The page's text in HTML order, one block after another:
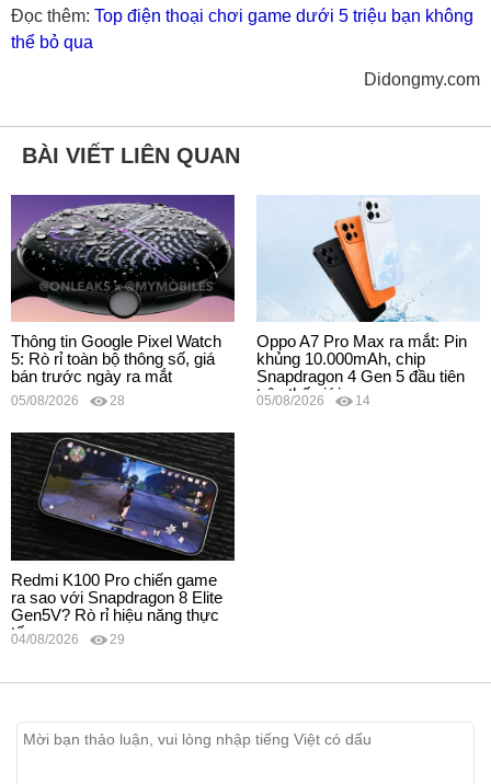
Đọc thêm: Top điện thoại chơi game dưới 5 triệu bạn không
thể bỏ qua
Didongmy.com
BÀI VIẾT LIÊN QUAN
Thông tin Google Pixel Watch
5: Rò rỉ toàn bộ thông số, giá
bán trước ngày ra mắt
05/08/2026 28
Oppo A7 Pro Max ra mắt: Pin
khủng 10.000mAh, chip
Snapdragon 4 Gen 5 đầu tiên
trên thế giới
05/08/2026 14
Redmi K100 Pro chiến game
ra sao với Snapdragon 8 Elite
Gen5V? Rò rỉ hiệu năng thực
tế
04/08/2026 29